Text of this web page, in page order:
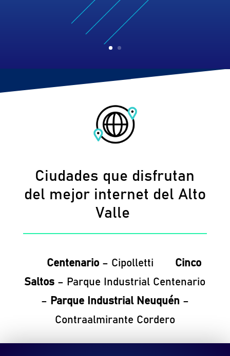
Ciudades que disfrutan
del mejor internet del Alto
Valle
Centenario – Cipolletti
Cinco
Saltos – Parque Industrial Centenario
– Parque Industrial Neuquén –
Contraalmirante Cordero